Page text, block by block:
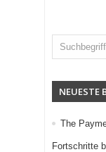
NEUESTE
The
Fortschritte